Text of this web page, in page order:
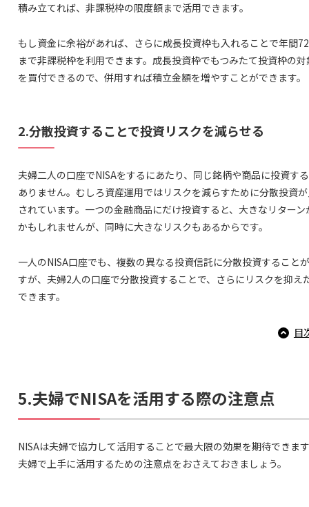
積み立てれば、非課税枠の限度額まで活用できます。
もし資金に余裕があれば、さらに成長投資枠も入れることで年間
まで非課税枠を利用できます。成長投資枠でもつみたて投資枠の
を買付できるので、併用すれば積立金額を増やすことができます。
2.分散投資することで投資リスクを減らせる
夫婦二人の口座でNISAをするにあたり、同じ銘柄や商品に投資す
ありません。むしろ資産運用ではリスクを減らすために分散投資
されています。一つの金融商品にだけ投資すると、大きなリターン
かもしれませんが、同時に大きなリスクもあるからです。
一人のNISA口座でも、複数の異なる投資信託に分散投資すること
すが、夫婦2人の口座で分散投資することで、さらにリスクを抑え
できます。
目
5.夫婦でNISAを活用する際の注意点
NISAは夫婦で協力して活用することで最大限の効果を期待できま
夫婦で上手に活用するための注意点をおさえておきましょう。